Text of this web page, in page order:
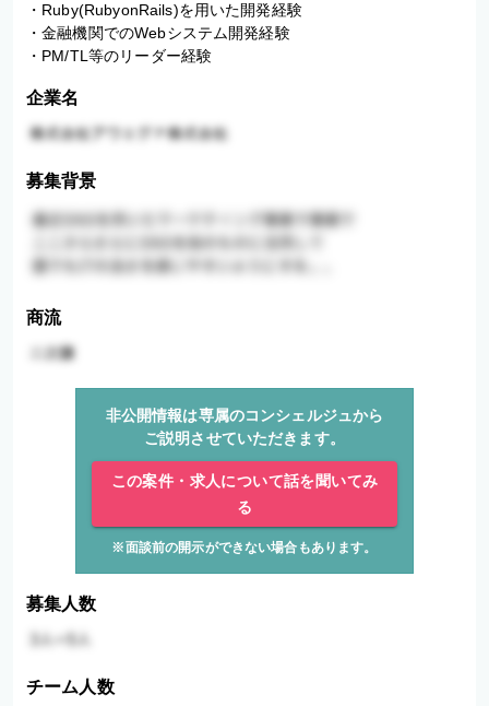
・Ruby(RubyonRails)を用いた開発経験
・金融機関でのWebシステム開発経験
・PM/TL等のリーダー経験
企業名
募集背景
商流
非公開情報は専属のコンシェルジュから
ご説明させていただきます。
この案件・求人について話を聞いてみ
る
※面談前の開示ができない場合もあります。
募集人数
チーム人数